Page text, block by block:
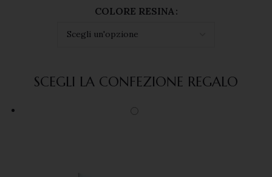
COLORE RESINA
SCEGLI LA CONFEZIONE REGALO